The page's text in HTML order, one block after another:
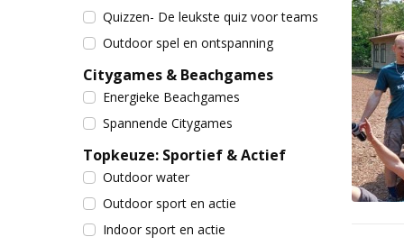
Quizzen- De leukste quiz voor teams
Outdoor spel en ontspanning
Citygames & Beachgames
Energieke Beachgames
Spannende Citygames
Topkeuze: Sportief & Actief
Outdoor water
Outdoor sport en actie
Indoor sport en actie